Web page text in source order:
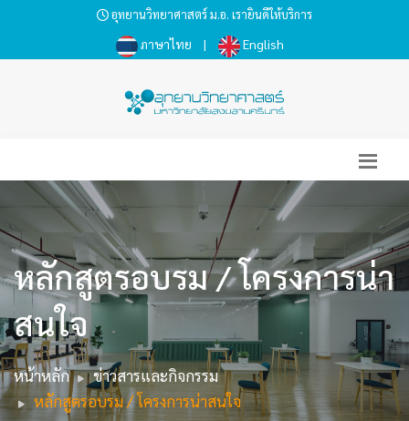
อุทยานวิทยาศาสตร์ ม.อ. เรายินดีให้บริการ
ภาษาไทย | English
หลักสูตรอบรม / โครงการน่า
สนใจ
หน้าหลัก
ข่าวสารและกิจกรรม
หลักสูตรอบรม / โครงการน่าสนใจ